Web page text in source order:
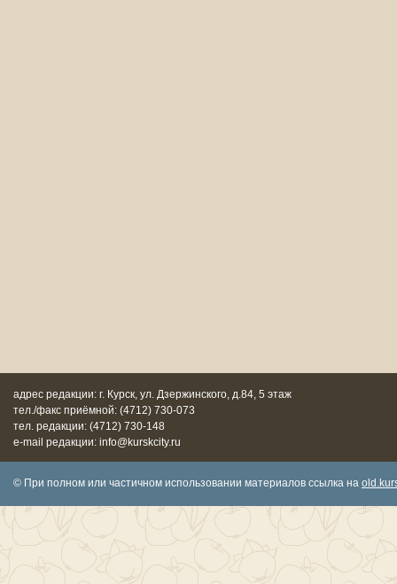
адрес редакции: г. Курск, ул. Дзержинского, д.84, 5 этаж
тел./факс приёмной: (4712) 730-073
тел. редакции: (4712) 730-148
e-mail редакции: info@kurskcity.ru
© При полном или частичном использовании материалов ссылка на